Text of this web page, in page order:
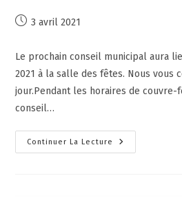
3 avril 2021
Le prochain conseil municipal aura
2021 à la salle des fêtes. Nous vous
jour.Pendant les horaires de couvre-
conseil…
Continuer La Lecture